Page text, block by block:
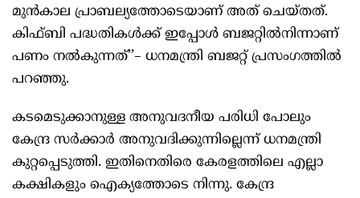
മുന്‍കാല പ്രാബല്യത്തോടെയാണ് അത് ചെയ്തത്.
കിഫ്ബി പദ്ധതികള്‍ക്ക് ഇപ്പോള്‍ ബജറ്റില്‍നിന്നാണ്
പണം നല്‍കുന്നത്’’– ധനമന്ത്രി ബജറ്റ് പ്രസംഗത്തിൽ
പറഞ്ഞു.
കടമെടുക്കാനുള്ള അനുവദനീയ പരിധി പോലും
കേന്ദ്ര സർക്കാർ അനുവദിക്കുന്നില്ലെന്ന് ധനമന്ത്രി
കുറ്റപ്പെടുത്തി. ഇതിനെതിരെ കേരളത്തിലെ എല്ലാ
കക്ഷികളും ഐക്യത്തോടെ നിന്നു. കേന്ദ്ര